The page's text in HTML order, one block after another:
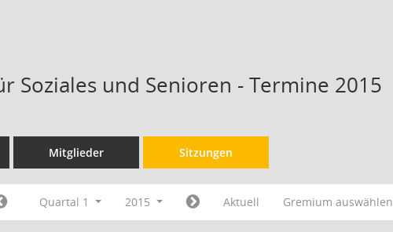
Soziales und Senioren - Termine 2015
Mitglieder Sitzungen
Quartal 1 2015 Aktuell Gremium auswählen